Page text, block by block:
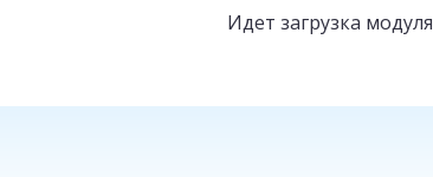
Идет загрузка модуля